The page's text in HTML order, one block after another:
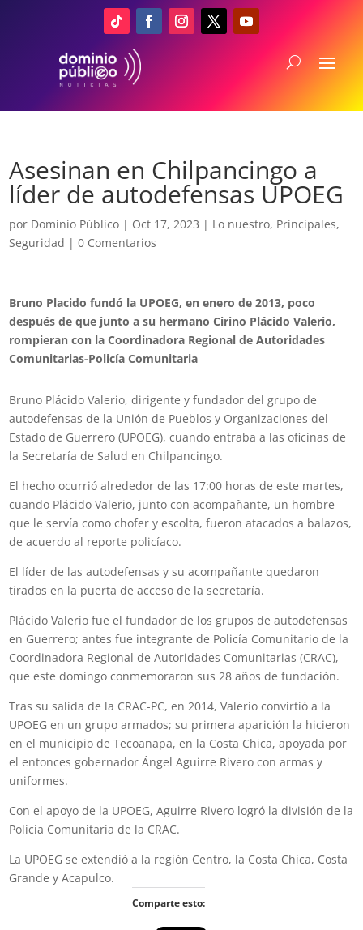
Asesinan en Chilpancingo a
líder de autodefensas UPOEG
por Dominio Público | Oct 17, 2023 | Lo nuestro, Principales,
Seguridad |0 Comentarios
Bruno Placido fundó la UPOEG, en enero de 2013, poco
después de que junto a su hermano Cirino Plácido Valerio,
rompieran con la Coordinadora Regional de Autoridades
Comunitarias-Policía Comunitaria
Bruno Plácido Valerio, dirigente y fundador del grupo de
autodefensas de la Unión de Pueblos y Organizaciones del
Estado de Guerrero (UPOEG), cuando entraba a las oficinas de
la Secretaría de Salud en Chilpancingo.
El hecho ocurrió alrededor de las 17:00 horas de este martes,
cuando Plácido Valerio, junto con acompañante, un hombre
que le servía como chofer y escolta, fueron atacados a balazos,
de acuerdo al reporte policíaco.
El líder de las autodefensas y su acompañante quedaron
tirados en la puerta de acceso de la secretaría.
Plácido Valerio fue el fundador de los grupos de autodefensas
en Guerrero; antes fue integrante de Policía Comunitario de la
Coordinadora Regional de Autoridades Comunitarias (CRAC),
que este domingo conmemoraron sus 28 años de fundación.
Tras su salida de la CRAC-PC, en 2014, Valerio convirtió a la
UPOEG en un grupo armados; su primera aparición la hicieron
en el municipio de Tecoanapa, en la Costa Chica, apoyada por
el entonces gobernador Ángel Aguirre Rivero con armas y
uniformes.
Con el apoyo de la UPOEG, Aguirre Rivero logró la división de la
Policía Comunitaria de la CRAC.
La UPOEG se extendió a la región Centro, la Costa Chica, Costa
Grande y Acapulco.
Comparte esto: